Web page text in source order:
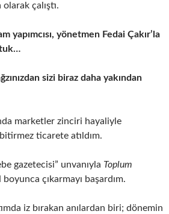
olarak çalıştı.
yapımcısı, yönetmen Fedai Çakır’la
sizi biraz daha yakından
marketler zinciri hayaliyle
ticarete atıldım.
gazetecisi” unvanıyla Toplum
çıkarmayı başardım.
iz bırakan anılardan biri; dönemin